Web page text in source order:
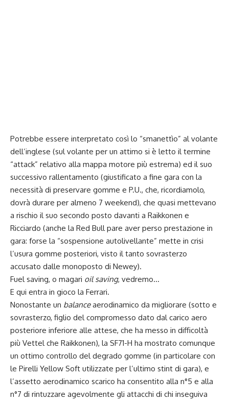
Potrebbe essere interpretato così lo “smanettìo” al volante
dell’inglese (sul volante per un attimo si è letto il termine
“attack” relativo alla mappa motore più estrema) ed il suo
successivo rallentamento (giustificato a fine gara con la
necessità di preservare gomme e P.U., che, ricordiamolo,
dovrà durare per almeno 7 weekend), che quasi mettevano
a rischio il suo secondo posto davanti a Raikkonen e
Ricciardo (anche la Red Bull pare aver perso prestazione in
gara: forse la “sospensione autolivellante” mette in crisi
l’usura gomme posteriori, visto il tanto sovrasterzo
accusato dalle monoposto di Newey).
Fuel saving, o magari oil saving, vedremo…
E qui entra in gioco la Ferrari.
Nonostante un balanceaerodinamico da migliorare (sotto e
sovrasterzo, figlio del compromesso dato dal carico aero
posteriore inferiore alle attese, che ha messo in difficoltà
più Vettel che Raikkonen), la SF71-H ha mostrato comunque
un ottimo controllo del degrado gomme (in particolare con
le Pirelli Yellow Soft utilizzate per l’ultimo stint di gara), e
l’assetto aerodinamico scarico ha consentito alla n°5 e alla
n°7 di rintuzzare agevolmente gli attacchi di chi inseguiva